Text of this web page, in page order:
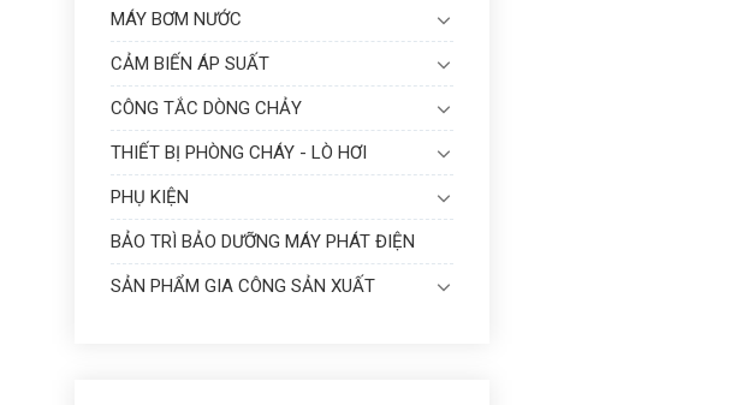
MÁY BƠM NƯỚC
CẢM BIẾN ÁP SUẤT
CÔNG TẮC DÒNG CHẢY
THIẾT BỊ PHÒNG CHÁY - LÒ HƠI
PHỤ KIỆN
BẢO TRÌ BẢO DƯỠNG MÁY PHÁT ĐIỆN
SẢN PHẨM GIA CÔNG SẢN XUẤT